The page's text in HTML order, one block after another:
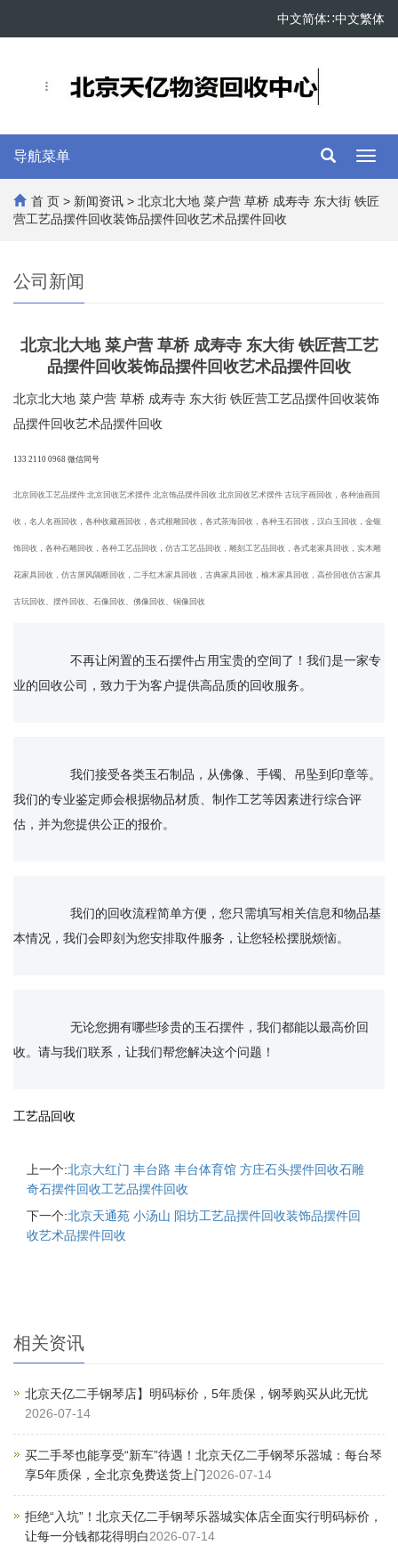
中文繁体
∷
中文简体
导航菜单
首 页 > 新闻资讯 > 北京北大地 菜户营 草桥 成寿寺 东大街 铁匠
营工艺品摆件回收装饰品摆件回收艺术品摆件回收
公司新闻
北京北大地 菜户营 草桥 成寿寺 东大街 铁匠营工艺
品摆件回收装饰品摆件回收艺术品摆件回收
北京北大地 菜户营 草桥 成寿寺 东大街 铁匠营工艺品摆件回收装饰
品摆件回收艺术品摆件回收
133 2110 0968 微信同号
北京回收工‌‌艺品摆件 北京回收艺术摆件 北京饰品摆件回收 北京回收艺术摆件 古玩字画回收，各种油画回
收，名人名画回收，各种收藏画回收，各式根雕回收，各式茶海回收，各种玉石回收，汉白玉回收，金银
饰回收，各种石雕回收，各种工艺品回收，仿古工艺品回收，雕刻工艺品回收，各式老家具回收，实木雕
花家具回收，仿古屏风隔断回收，二手红木家具回收，古典家具回收，榆木家具回收，高价回收仿古家具
古玩回收、摆件回收、石像回收、佛像回收、铜像回收
业的回收公司，致力于为客户提供高品质的回收服务。
我们的专业鉴定师会根据物品材质、制作工艺等因素进行综合评
估，并为您提供公正的报价。
本情况，我们会即刻为您安排取件服务，让您轻松摆脱烦恼。
收。请与我们联系，让我们帮您解决这个问题！
工艺品回收
上一个:北京大红门 丰台路 丰台体育馆 方庄石头摆件回收石雕
奇石摆件回收工艺品摆件回收
下一个:北京天通苑 小汤山 阳坊工艺品摆件回收装饰品摆件回
收艺术品摆件回收
相关资讯
北京天亿二手钢琴店】明码标价，5年质保，钢琴购买从此无忧
2026-07-14
买二手琴也能享受“新车”待遇！北京天亿二手钢琴乐器城：每台琴
享5年质保，全北京免费送货上门2026-07-14
拒绝“入坑”！北京天亿二手钢琴乐器城实体店全面实行明码标价，
让每一分钱都花得明白2026-07-14